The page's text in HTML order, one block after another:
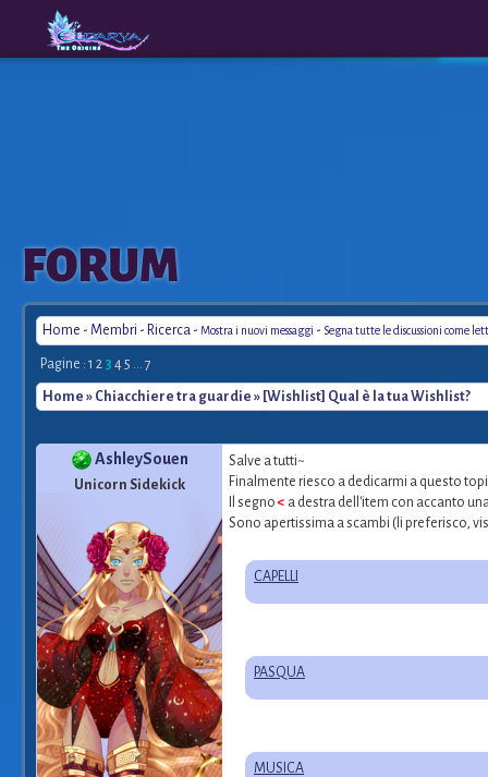
The
Origins
FORUM
Home - Membri - Ricerca - Mostra i nuovi messaggi - Segna tutte le discussioni come
Pagine : 1 2 3 45 ... 7
Home » Chiacchiere tra guardie » [Wishlist] Qual è la tua Wishlist?
AshleySouen
Unicorn Sidekick
Salve a tutti~
Finalmente riesco a dedicarmi a questo
Il segno < a destra dell'item con accanto
Sono apertissima a scambi (li preferisco,
CAPELLI
PASQUA
MUSICA